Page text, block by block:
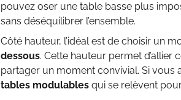
pouvez oser une table basse plus
sans déséquilibrer l’ensemble.
Côté hauteur, l’idéal est de choisir un
dessous. Cette hauteur permet
partager un moment convivial. Si vous
tables modulables qui se relèvent